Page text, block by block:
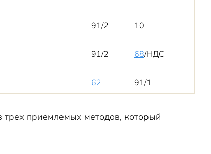
91/2
91/2
62
10
68/НДС
91/1
трех приемлемых методов, который